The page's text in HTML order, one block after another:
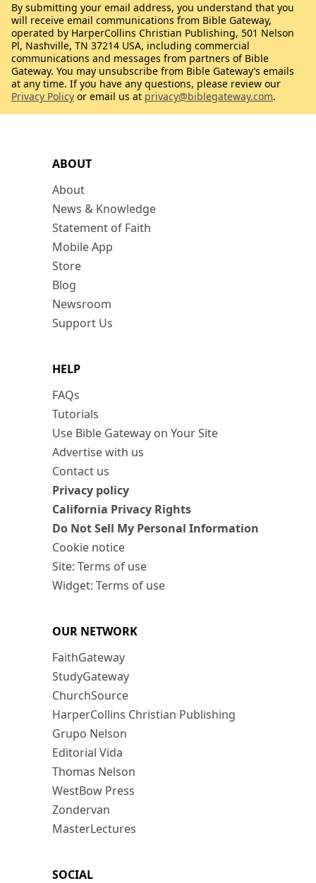
ABOUT
About
News & Knowledge
Statement of Faith
Mobile App
Store
Blog
Newsroom
Support Us
HELP
FAQs
Tutorials
Use Bible Gateway on Your Site
Advertise with us
Contact us
Privacy policy
California Privacy Rights
Do Not Sell My Personal Information
Cookie notice
Site: Terms of use
Widget: Terms of use
OUR NETWORK
FaithGateway
StudyGateway
ChurchSource
HarperCollins Christian Publishing
Grupo Nelson
Editorial Vida
Thomas Nelson
WestBow Press
Zondervan
MasterLectures
SOCIAL
By submitting your email address, you understand that you
will receive email communications from Bible Gateway,
operated by HarperCollins Christian Publishing, 501 Nelson
Pl, Nashville, TN 37214 USA, including commercial
communications and messages from partners of Bible
Gateway. You may unsubscribe from Bible Gateway’s emails
at any time. If you have any questions, please review our
Privacy Policy or email us at privacy@biblegateway.com.